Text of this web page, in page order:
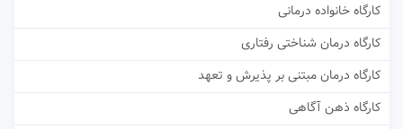
کارگاه خانواده درمانی
کارگاه درمان شناختی رفتاری
کارگاه درمان مبتنی بر پذیرش و تعهد
کارگاه ذهن آگاهی